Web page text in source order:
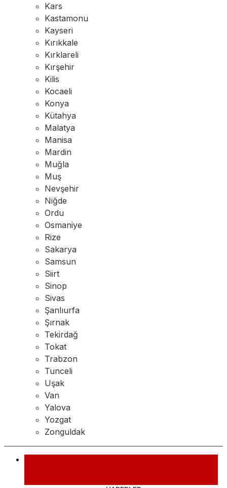
Kars
Kastamonu
Kayseri
Kırıkkale
Kırklareli
Kırşehir
Kilis
Kocaeli
Konya
Kütahya
Malatya
Manisa
Mardin
Muğla
Muş
Nevşehir
Niğde
Ordu
Osmaniye
Rize
Sakarya
Samsun
Siirt
Sinop
Sivas
Şanlıurfa
Şırnak
Tekirdağ
Tokat
Trabzon
Tunceli
Uşak
Van
Yalova
Yozgat
Zonguldak